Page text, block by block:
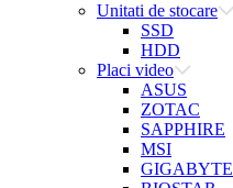
Unitati de stocare
SSD
HDD
Placi video
ASUS
ZOTAC
SAPPHIRE
MSI
GIGABYTE